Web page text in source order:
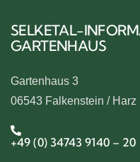
SELKETAL-
GARTENHAUS
Gartenhaus 3
06543 Falkenstein / Harz
+49 (0) 34743 9140 – 20